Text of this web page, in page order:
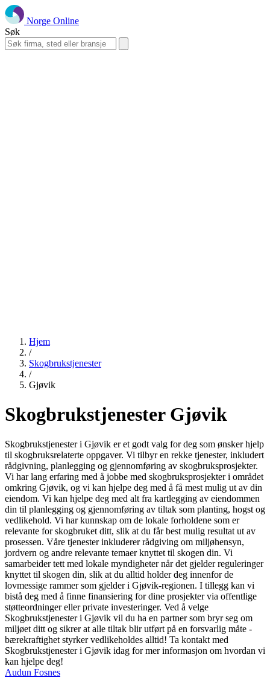
Norge Online
Søk
Hjem
/
Skogbrukstjenester
/
Gjøvik
Skogbrukstjenester Gjøvik
Skogbrukstjenester i Gjøvik er et godt valg for deg som ønsker hjelp
til skogbruksrelaterte oppgaver. Vi tilbyr en rekke tjenester, inkludert
rådgivning, planlegging og gjennomføring av skogbruksprosjekter.
Vi har lang erfaring med å jobbe med skogbruksprosjekter i området
omkring Gjøvik, og vi kan hjelpe deg med å få mest mulig ut av din
eiendom. Vi kan hjelpe deg med alt fra kartlegging av eiendommen
din til planlegging og gjennomføring av tiltak som planting, hogst og
vedlikehold. Vi har kunnskap om de lokale forholdene som er
relevante for skogbruket ditt, slik at du får best mulig resultat ut av
prosessen. Våre tjenester inkluderer rådgiving om miljøhensyn,
jordvern og andre relevante temaer knyttet til skogen din. Vi
samarbeider tett med lokale myndigheter når det gjelder reguleringer
knyttet til skogen din, slik at du alltid holder deg innenfor de
lovmessige rammer som gjelder i Gjøvik-regionen. I tillegg kan vi
bistå deg med å finne finansiering for dine prosjekter via offentlige
støtteordninger eller private investeringer. Ved å velge
Skogbrukstjenester i Gjøvik vil du ha en partner som bryr seg om
miljøet ditt og sikrer at alle tiltak blir utført på en forsvarlig måte -
bærekraftighet styrker vedlikeholdes alltid! Ta kontakt med
Skogbrukstjenester i Gjøvik idag for mer informasjon om hvordan vi
kan hjelpe deg!
Audun Fosnes